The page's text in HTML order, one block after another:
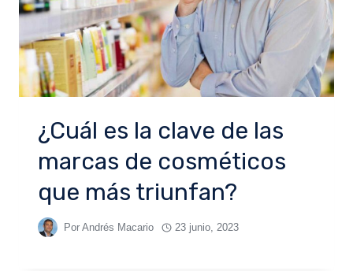
¿Cuál es la clave de las
marcas de cosméticos
que más triunfan?
Por Andrés Macario 23 junio, 2023